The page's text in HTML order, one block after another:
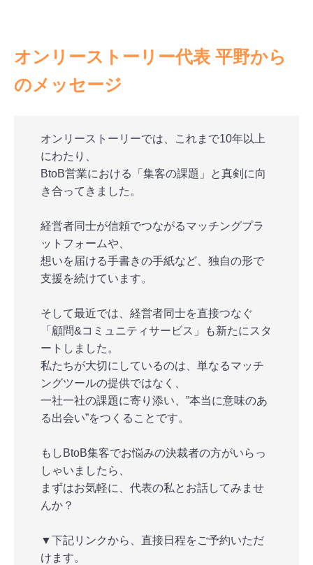
オンリーストーリー代表 平野から
のメッセージ
オンリーストーリーでは、これまで10年以上
にわたり、
BtoB営業における「集客の課題」と真剣に向
き合ってきました。
経営者同士が信頼でつながるマッチングプラ
ットフォームや、
想いを届ける手書きの手紙など、独自の形で
支援を続けています。
そして最近では、経営者同士を直接つなぐ
「顧問&コミュニティサービス」も新たにスタ
ートしました。
私たちが大切にしているのは、単なるマッチ
ングツールの提供ではなく、
一社一社の課題に寄り添い、”本当に意味のあ
る出会い”をつくることです。
もしBtoB集客でお悩みの決裁者の方がいらっ
しゃいましたら、
まずはお気軽に、代表の私とお話してみませ
んか？
▼下記リンクから、直接日程をご予約いただ
けます。